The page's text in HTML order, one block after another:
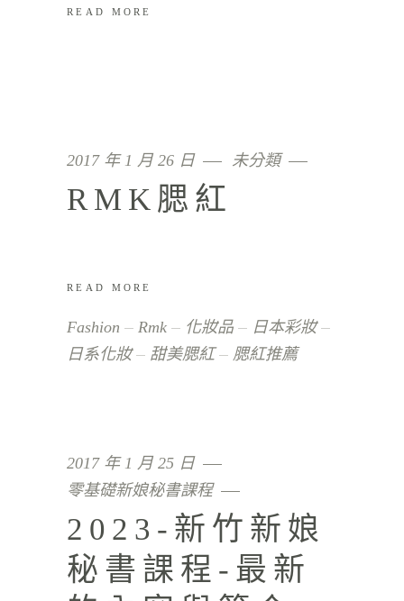
READ MORE
2017 年 1 月 26 日 未分類
RMK腮紅
READ MORE
Fashion Rmk 化妝品
日本彩妝
日系化妝
甜美腮紅 腮紅推薦
2017 年 1 月 25 日
零基礎新娘秘書課程
2023-新竹新娘
秘書課程-最新